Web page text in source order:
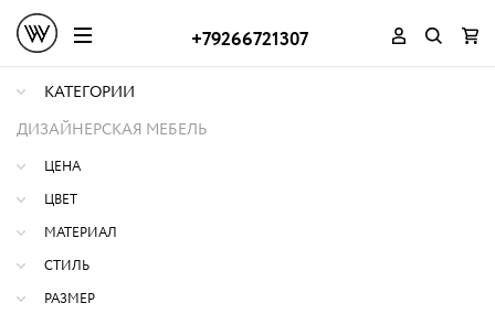
+79266721307
КАТЕГОРИИ
ДИЗАЙНЕРСКАЯ МЕБЕЛЬ
ЦЕНА
ЦВЕТ
МАТЕРИАЛ
СТИЛЬ
РАЗМЕР